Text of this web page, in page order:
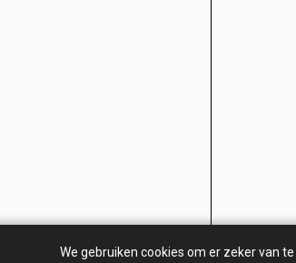
We gebruiken cookies om er zeker van